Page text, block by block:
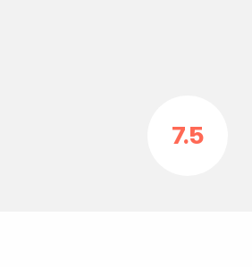
7.5